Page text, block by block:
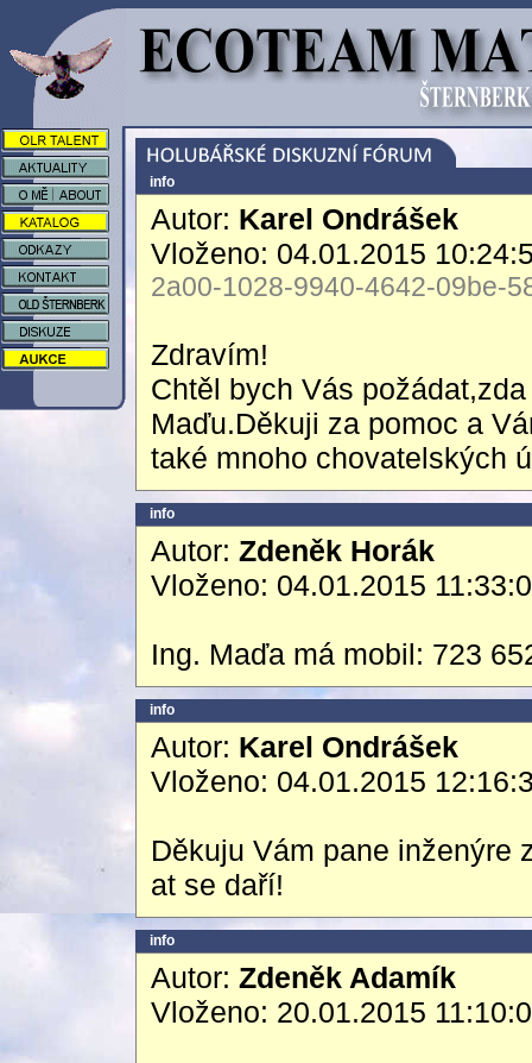
info
Autor: Karel Ondrášek
Vloženo: 04.01.2015
2a00-1028-9940-4642-09be-
Zdravím!
Chtěl bych Vás
Maďu.Děkuji za pomoc a
také mnoho chovatelských
info
Autor: Zdeněk Horák
Vloženo: 04.01.2015
Ing. Maďa má mobil: 723
info
Autor: Karel Ondrášek
Vloženo: 04.01.2015
Děkuju Vám pane inženýre
at se daří!
info
Autor: Zdeněk Adamík
Vloženo: 20.01.2015